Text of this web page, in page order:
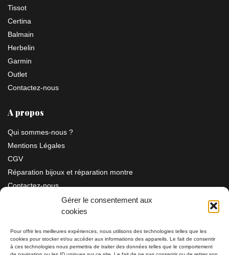
Gérer le consentement aux
cookies
Pour offrir les meilleures expériences, nous utilisons des technologies telles que les
cookies pour stocker et/ou accéder aux informations des appareils. Le fait de consentir
à ces technologies nous permettra de traiter des données telles que le comportement
Tissot
Certina
Balmain
Herbelin
Garmin
Outlet
Contactez-nous
A propos
Qui sommes-nous ?
Mentions Légales
CGV
Réparation bijoux et réparation montre
Contactez-nous
Information
Bijouterie SIAUD11 rue Masséna 06000 NICE